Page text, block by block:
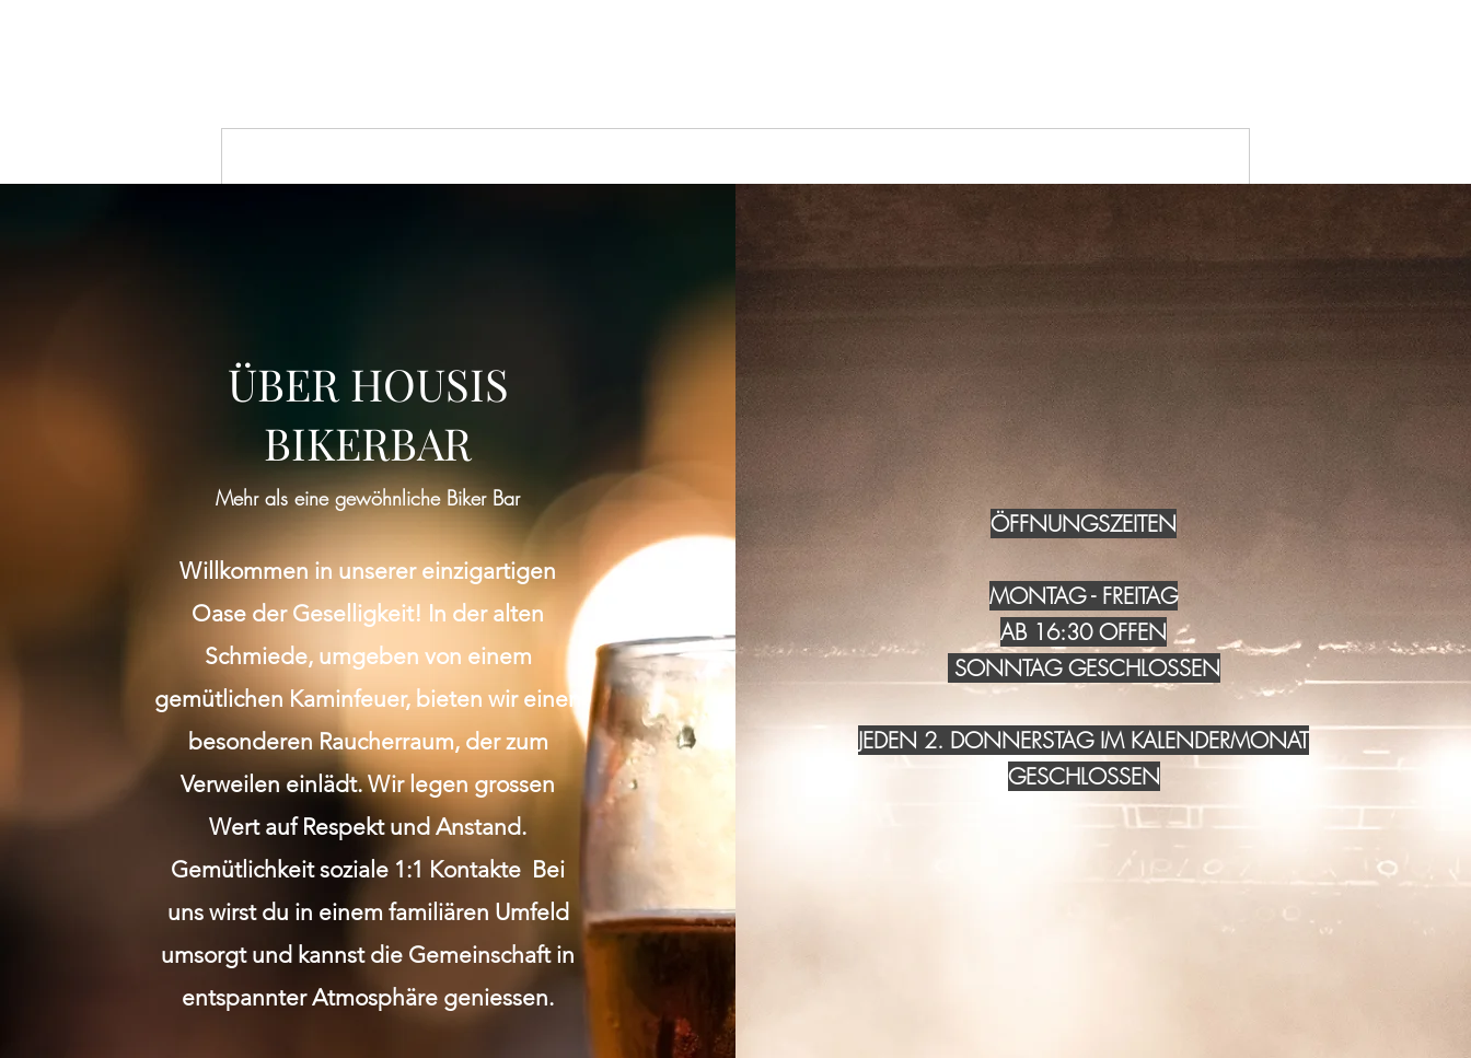
Gruppe konnte nicht gefunden werden
Bitte zur Gruppenliste zurückkehren und es erneut versuchen.
Zur Gruppenliste
ÜBER HOUSIS
BIKERBAR
Mehr als eine gewöhnliche Biker Bar
Willkommen in unserer einzigartigen
Oase der Geselligkeit! In der alten
Schmiede, umgeben von einem
gemütlichen Kaminfeuer, bieten wir einen
besonderen Raucherraum, der zum
Verweilen einlädt. Wir legen grossen
Wert auf Respekt und Anstand.
Gemütlichkeit soziale 1:1 Kontakte Bei
uns wirst du in einem familiären Umfeld
umsorgt und kannst die Gemeinschaft in
entspannter Atmosphäre geniessen.
ÖFFNUNGSZEITEN
MONTAG - FREITAG
AB 16:30 OFFEN
SONNTAG GESCHLOSSEN
JEDEN 2. DONNERSTAG IM KALENDERMONAT
GESCHLOSSEN